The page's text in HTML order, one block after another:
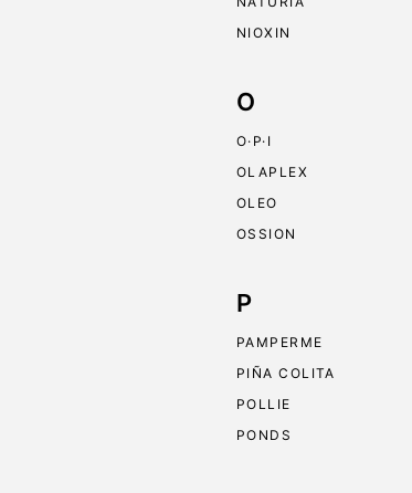
NIOXIN
O
O·P·I
OLAPLEX
OLEO
OSSION
P
PAMPERME
PIÑA COLITA
POLLIE
PONDS